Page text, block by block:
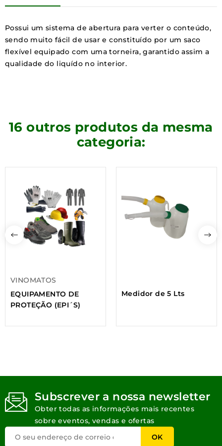
Possui um sistema de abertura para verter o conteúdo,
sendo muito fácil de usar e constituído por um saco
flexível equipado com uma torneira, garantido assim a
qualidade do liquído no interior.
16 outros produtos da mesma
categoria:
VINOMATOS
EQUIPAMENTO DE
PROTEÇÃO (EPI´S)
Medidor de 5 Lts
Subscrever a nossa newsletter
Obter todas as informações mais recentes
sobre eventos, vendas e ofertas